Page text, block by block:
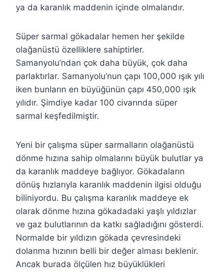
ya da karanlık maddenin içinde olmalarıdır.
Süper sarmal gökadalar hemen her şekilde
olağanüstü özelliklere sahiptirler.
Samanyolu’ndan çok daha büyük, çok daha
parlaktırlar. Samanyolu’nun çapı 100,000 ışık yılı
iken bunların en büyüğünün çapı 450,000 ışık
yılıdır. Şimdiye kadar 100 civarında süper
sarmal keşfedilmiştir.
Yeni bir çalışma süper sarmalların olağanüstü
dönme hızına sahip olmalarını büyük bulutlar ya
da karanlık maddeye bağlıyor. Gökadaların
dönüş hızlarıyla karanlık maddenin ilgisi olduğu
biliniyordu. Bu çalışma karanlık maddeye ek
olarak dönme hızına gökadadaki yaşlı yıldızlar
ve gaz bulutlarının da katkı sağladığını gösterdi.
Normalde bir yıldızın gökada çevresindeki
dolanma hızının belli bir değer alması beklenir.
Ancak burada ölçülen hız büyüklükleri